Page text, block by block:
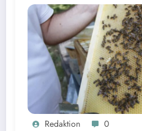
Redaktion 0